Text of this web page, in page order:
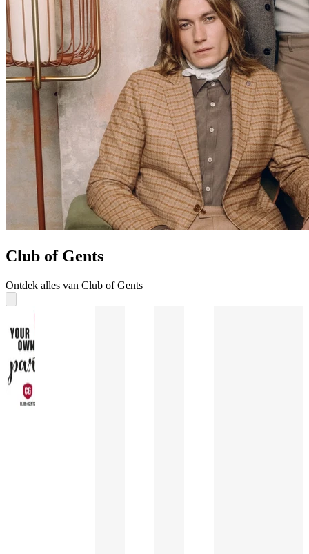
Club of Gents
Ontdek alles van Club of Gents